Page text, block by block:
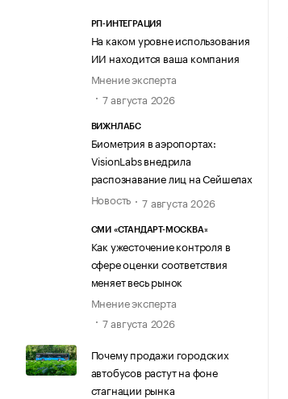
РП-ИНТЕГРАЦИЯ
На каком уровне использования
ИИ находится ваша компания
Мнение эксперта
7 августа 2026
ВИЖНЛАБС
Биометрия в аэропортах:
VisionLabs внедрила
распознавание лиц на Сейшелах
Новость
7 августа 2026
СМИ «СТАНДАРТ-МОСКВА»
Как ужесточение контроля в
сфере оценки соответствия
меняет весь рынок
Мнение эксперта
7 августа 2026
Почему продажи городских
автобусов растут на фоне
стагнации рынка